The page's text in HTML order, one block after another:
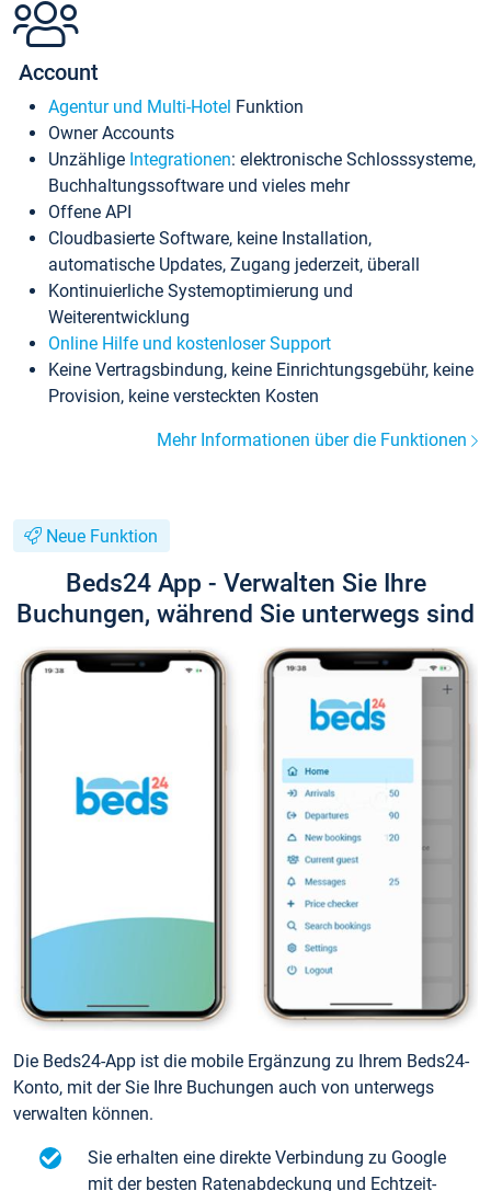
Account
Agentur und Multi-Hotel Funktion
Owner Accounts
Unzählige Integrationen: elektronische Schlosssysteme,
Buchhaltungssoftware und vieles mehr
Offene API
Cloudbasierte Software, keine Installation,
automatische Updates, Zugang jederzeit, überall
Kontinuierliche Systemoptimierung und
Weiterentwicklung
Online Hilfe und kostenloser Support
Keine Vertragsbindung, keine Einrichtungsgebühr, keine
Provision, keine versteckten Kosten
Mehr Informationen über die Funktionen
Neue Funktion
Beds24 App - Verwalten Sie Ihre
Buchungen, während Sie unterwegs sind
Die Beds24-App ist die mobile Ergänzung zu Ihrem Beds24-
Konto, mit der Sie Ihre Buchungen auch von unterwegs
verwalten können.
Sie erhalten eine direkte Verbindung zu Google
mit der besten Ratenabdeckung und Echtzeit-